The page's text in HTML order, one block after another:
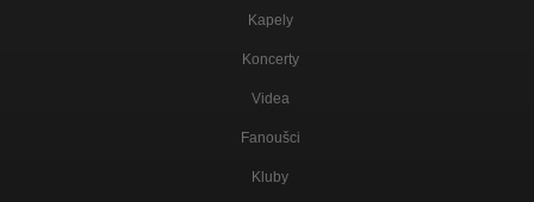
Kapely
Koncerty
Videa
Fanoušci
Kluby